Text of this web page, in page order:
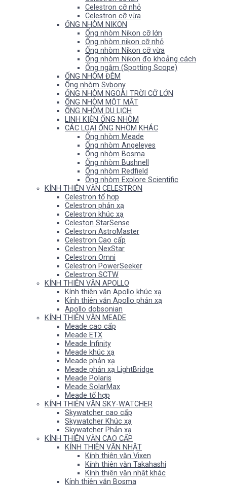
Celestron cỡ nhỏ
Celestron cỡ vừa
ỐNG NHÒM NIKON
Ống nhòm Nikon cỡ lớn
Ống nhòm nikon cỡ nhỏ
Ống nhòm Nikon cỡ vừa
Ống nhòm Nikon đo khoảng cách
Ống ngắm (Spotting Scope)
ỐNG NHÒM ĐÊM
Ống nhòm Svbony
ỐNG NHÒM NGOÀI TRỜI CỠ LỚN
ỐNG NHÒM MỘT MẮT
ỐNG NHÒM DU LỊCH
LINH KIỆN ỐNG NHÒM
CÁC LOẠI ỐNG NHÒM KHÁC
Ống nhòm Meade
Ống nhòm Angeleyes
Ống nhòm Bosma
Ống nhòm Bushnell
Ống nhòm Redfield
Ống nhòm Explore Scientific
KÍNH THIÊN VĂN CELESTRON
Celestron tổ hợp
Celestron phản xạ
Celestron khúc xạ
Celeston StarSense
Celestron AstroMaster
Celestron Cao cấp
Celestron NexStar
Celestron Omni
Celestron PowerSeeker
Celestron SCTW
KÍNH THIÊN VĂN APOLLO
Kính thiên văn Apollo khúc xạ
Kính thiên văn Apollo phản xạ
Apollo dobsonian
KÍNH THIÊN VĂN MEADE
Meade cao cấp
Meade ETX
Meade Infinity
Meade khúc xạ
Meade phản xạ
Meade phản xạ LightBridge
Meade Polaris
Meade SolarMax
Meade tổ hợp
KÍNH THIÊN VĂN SKY-WATCHER
Skywatcher cao cấp
Skywatcher Khúc xạ
Skywatcher Phản xạ
KÍNH THIÊN VĂN CAO CẤP
KÍNH THIÊN VĂN NHẬT
Kính thiên văn Vixen
Kính thiên văn Takahashi
Kính thiên văn nhật khác
Kính thiên văn Bosma